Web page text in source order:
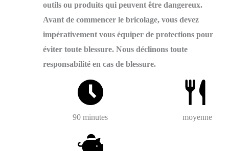
outils ou produits qui peuvent être dangereux.
Avant de commencer le bricolage, vous devez
impérativement vous équiper de protections pour
éviter toute blessure. Nous déclinons toute
responsabilité en cas de blessure.
90 minutes moyenne